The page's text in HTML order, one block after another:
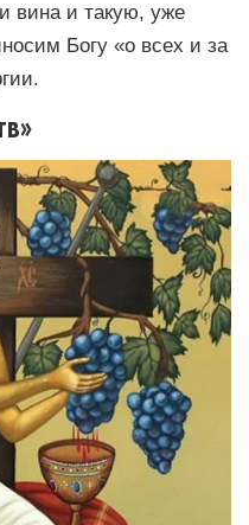
вина и такую, уже
Богу «о всех и за